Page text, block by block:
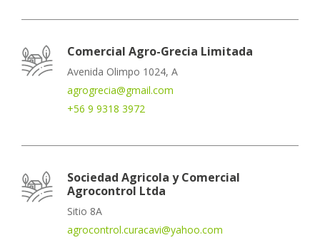
Comercial Agro-Grecia Limitada
Avenida Olimpo 1024, A
agrogrecia@gmail.com
+56 9 9318 3972
Sociedad Agricola y Comercial
Agrocontrol Ltda
Sitio 8A
agrocontrol.curacavi@yahoo.com